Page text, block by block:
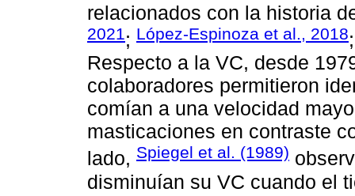
relacionados con la historia
2021; López-Espinoza et al., 2018
Respecto a la VC, desde
colaboradores permitieron
comían a una velocidad
masticaciones en contraste
lado, Spiegel et al. (1989)
disminuían su VC cuando el